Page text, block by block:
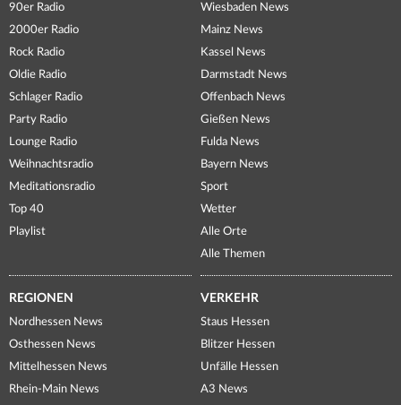
90er Radio
2000er Radio
Rock Radio
Oldie Radio
Schlager Radio
Party Radio
Lounge Radio
Weihnachtsradio
Meditationsradio
Top 40
Playlist
Wiesbaden News
Mainz News
Kassel News
Darmstadt News
Offenbach News
Gießen News
Fulda News
Bayern News
Sport
Wetter
Alle Orte
Alle Themen
REGIONEN
Nordhessen News
Osthessen News
Mittelhessen News
Rhein-Main News
VERKEHR
Staus Hessen
Blitzer Hessen
Unfälle Hessen
A3 News